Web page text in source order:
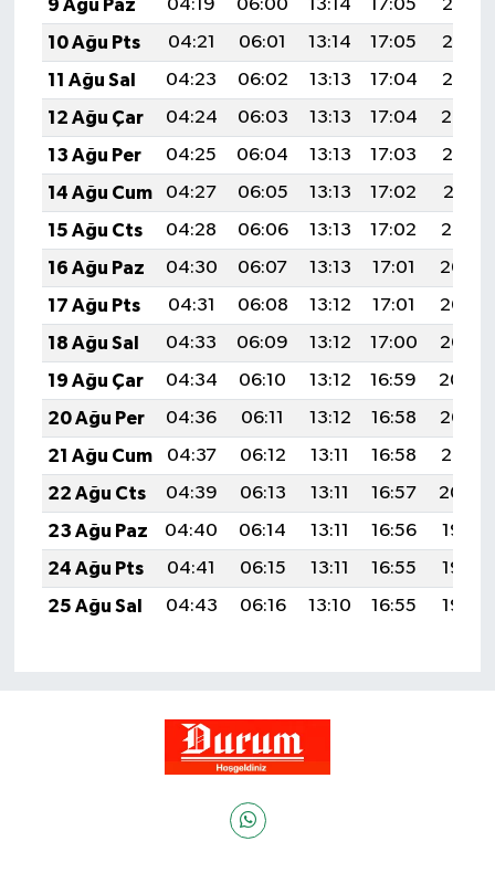
9 Ağu Paz
04:19 06:00 13:14 17:05
20:18
10 Ağu Pts
04:21 06:01 13:14 17:05
20:17
11 Ağu Sal
04:23 06:02 13:13 17:04
20:15
12 Ağu Çar
04:24 06:03 13:13 17:04
20:14
13 Ağu Per
04:25 06:04 13:13 17:03
20:13
14 Ağu Cum
04:27 06:05 13:13 17:02
20:11
15 Ağu Cts
04:28 06:06 13:13 17:02
20:10
16 Ağu Paz
04:30 06:07 13:13 17:01
20:08
17 Ağu Pts
04:31 06:08 13:12 17:01
20:07
18 Ağu Sal
04:33 06:09 13:12 17:00
20:06
19 Ağu Çar
04:34 06:10 13:12 16:59
20:04
20 Ağu Per
04:36 06:11 13:12 16:58
20:03
21 Ağu Cum
04:37 06:12 13:11 16:58
20:01
22 Ağu Cts
04:39 06:13 13:11 16:57
20:00
23 Ağu Paz
04:40 06:14 13:11 16:56
19:58
24 Ağu Pts
04:41 06:15 13:11 16:55
19:57
25 Ağu Sal
04:43 06:16 13:10 16:55 19:55